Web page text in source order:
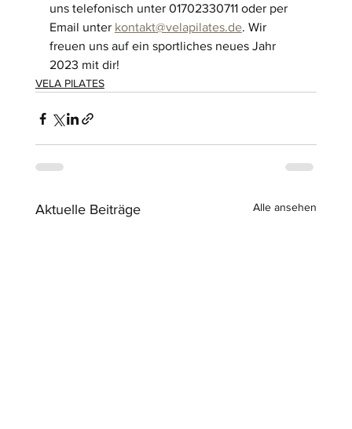
uns telefonisch unter 01702330711 oder per
Email unter kontakt@velapilates.de. Wir
freuen uns auf ein sportliches neues Jahr
2023 mit dir!
VELA PILATES
Aktuelle Beiträge Alle ansehen